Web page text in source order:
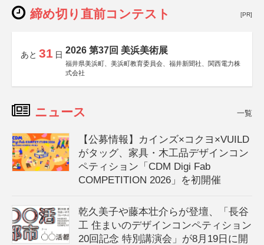
締め切り直前コンテスト [PR]
あと 31 日 2026 第37回 美浜美術展
福井県美浜町、美浜町教育委員会、福井新聞社、関西電力株
式会社
ニュース 一覧
【公募情報】カインズ×コクヨ×VUILD
がタッグ、家具・木工品デザインコン
ペティション「CDM Digi Fab
COMPETITION 2026」を初開催
乾久美子や藤本壮介らが登壇、「長谷
工 住まいのデザインコンペティション
20回記念 特別講演会」が8月19日に開